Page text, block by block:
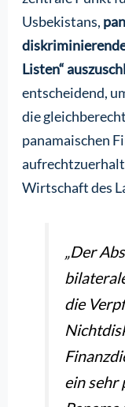
Usbekistans,
Listen“
entscheidend,
die
panamaischen
Wirtschaft des
„Der
die
ein sehr